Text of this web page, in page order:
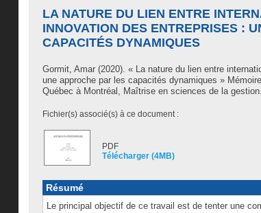
LA NATURE DU LIEN ENTRE
INNOVATION DES ENTREPRISES :
CAPACITÉS DYNAMIQUES
Gormit, Amar (2020). « La nature du lien entre
une approche par les capacités dynamiques »
Québec à Montréal, Maîtrise en sciences de la gestion.
Fichier(s) associé(s) à ce document :
PDF
Télécharger (4MB)
Résumé
Le principal objectif de ce travail est de tenter une